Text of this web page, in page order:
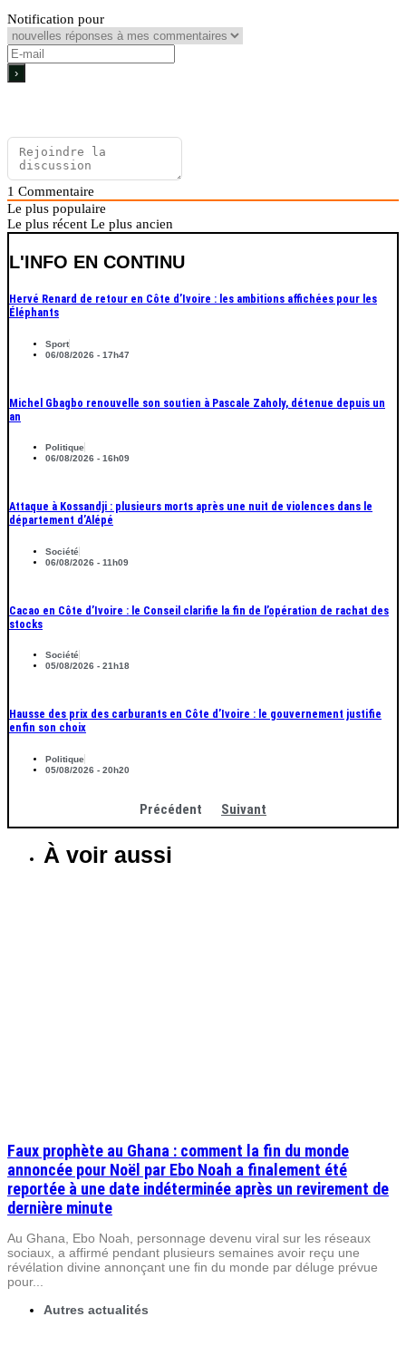
Notification pour
1 Commentaire
Le plus populaire
Le plus récent Le plus ancien
L'INFO EN CONTINU
Hervé Renard de retour en Côte d’Ivoire : les ambitions affichées pour les
Éléphants
Sport
06/08/2026 - 17h47
Michel Gbagbo renouvelle son soutien à Pascale Zaholy, détenue depuis un
an
Politique
06/08/2026 - 16h09
Attaque à Kossandji : plusieurs morts après une nuit de violences dans le
département d’Alépé
Société
06/08/2026 - 11h09
Cacao en Côte d’Ivoire : le Conseil clarifie la fin de l’opération de rachat des
stocks
Société
05/08/2026 - 21h18
Hausse des prix des carburants en Côte d’Ivoire : le gouvernement justifie
enfin son choix
Politique
05/08/2026 - 20h20
Précédent Suivant
À voir aussi
Faux prophète au Ghana : comment la fin du monde
annoncée pour Noël par Ebo Noah a finalement été
reportée à une date indéterminée après un revirement de
dernière minute
Au Ghana, Ebo Noah, personnage devenu viral sur les réseaux
sociaux, a affirmé pendant plusieurs semaines avoir reçu une
révélation divine annonçant une fin du monde par déluge prévue
pour...
Autres actualités